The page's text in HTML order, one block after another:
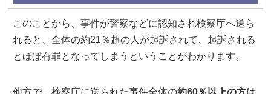
このことから、事件が警察などに認知され検察庁へ送ら
れると、全体の約21％超の人が起訴されて、起訴される
とほぼ有罪となってしまうということがわかります。
他方で、検察庁に送られた事件全体の約60％以上の方は